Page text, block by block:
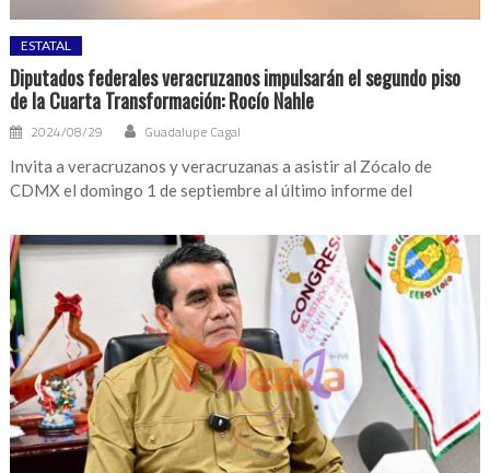
ESTATAL
Diputados federales veracruzanos impulsarán el segundo piso
de la Cuarta Transformación: Rocío Nahle
2024/08/29 Guadalupe Cagal
Invita a veracruzanos y veracruzanas a asistir al Zócalo de
CDMX el domingo 1 de septiembre al último informe del